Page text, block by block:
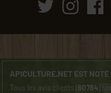
APICULTURE.NET EST
Tous les avis clients (60784)